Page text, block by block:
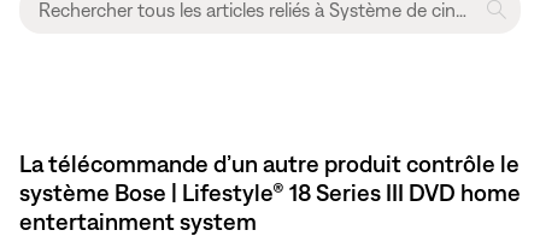
La télécommande d’un autre produit contrôle le
système Bose | Lifestyle® 18 Series III DVD home
entertainment system